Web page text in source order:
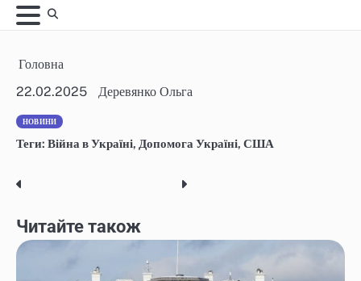
Skip
to
Головна
22.02.2025
Деревянко Ольга
НОВИНИ
Теги: Війна в Україні, Допомога Україні, США
Post
navigation
Читайте також